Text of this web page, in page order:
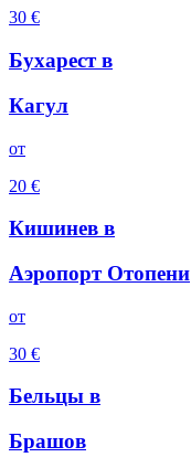
30 €
Бухарест в
Кагул
oт
20 €
Кишинев в
Аэропорт Отопени
oт
30 €
Бельцы в
Брашов